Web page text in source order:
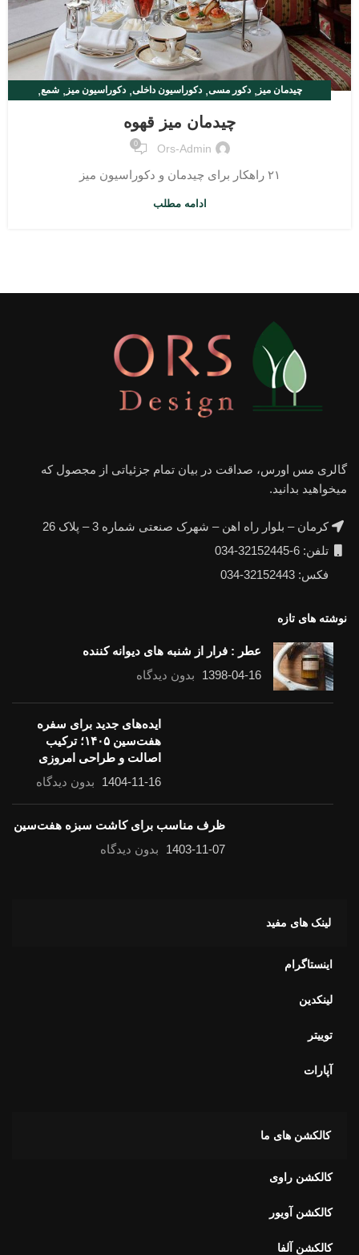
چیدمان میز ,دکور مسی,دکوراسیون داخلی,دکوراسیون میز ,شمع,
چیدمان میز قهوه
Ors-Admin
0
۲۱ راهکار برای چیدمان و دکوراسیون میز
ادامه مطلب
گالری مس اورس، صداقت در بیان تمام جزئیاتی از مجصول که
میخواهید بدانید.
کرمان – بلوار راه اهن – شهرک صنعتی شماره 3 – پلاک 26
تلفن: 6-32152445-034
فکس: 32152443-034
نوشته های تازه
عطر : فرار از شنبه های دیوانه کننده
1398-04-16
بدون دیدگاه
ایده‌های جدید برای سفره
هفت‌سین ۱۴۰۵؛ ترکیب
اصالت و طراحی امروزی
1404-11-16
بدون دیدگاه
ظرف مناسب برای کاشت سبزه هفت‌سین
1403-11-07
بدون دیدگاه
لینک های مفید
اینستاگرام
لینکدین
توییتر
آپارات
کالکشن های ما
کالکشن راوی
کالکشن آویور
کالکشن آلفا